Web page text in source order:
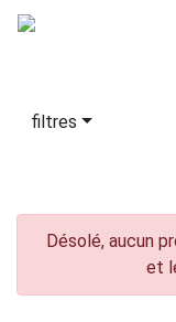
filtres
Désolé, aucun
et